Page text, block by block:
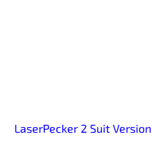
LaserPecker 2 Suit Version